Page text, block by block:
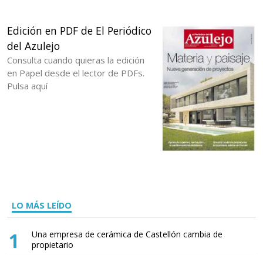
Edición en PDF de El Periódico
del Azulejo
Consulta cuando quieras la edición
en Papel desde el lector de PDFs.
Pulsa aquí
LO MÁS LEÍDO
1
Una empresa de cerámica de Castellón cambia de
propietario